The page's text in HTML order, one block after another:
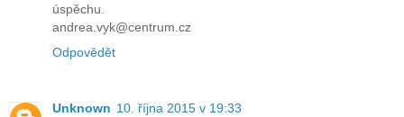
úspěchu.
andrea.vyk@centrum.cz
Odpovědět
Unknown 10. října 2015 v 19:33